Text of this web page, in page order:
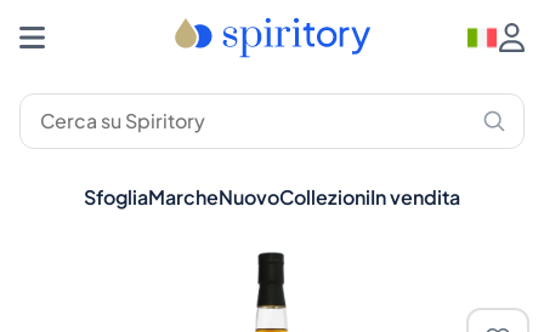
SfogliaMarcheNuovoCollezioniIn vendita